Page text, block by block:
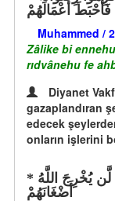
فَأَحْبَطَ أَعْمَالَهُمْ
Muhammed /
Zâlike bi
rıdvânehu fe
Diyanet
gazaplandıran
edecek
onların işlerini
أَضْغَانَهُمْ